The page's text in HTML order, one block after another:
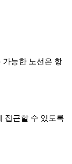
가능한 노선은 항
접근할 수 있도록